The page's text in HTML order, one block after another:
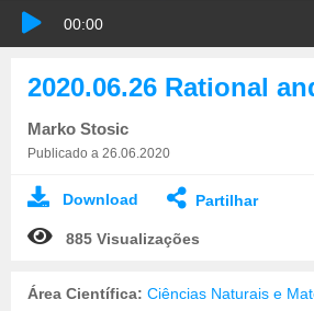
00:00
Marko Stosic
Publicado a 26.06.2020
Download Partilhar
885 Visualizações
Área Científica: Ciências Naturais e